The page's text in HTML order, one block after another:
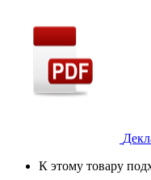
К этому товару